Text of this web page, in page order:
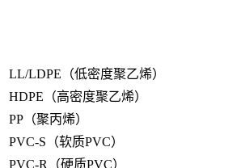
LL/LDPE（低密度聚乙烯）
HDPE（高密度聚乙烯）
PP（聚丙烯）
PVC-S（软质PVC）
PVC-R（硬质PVC）